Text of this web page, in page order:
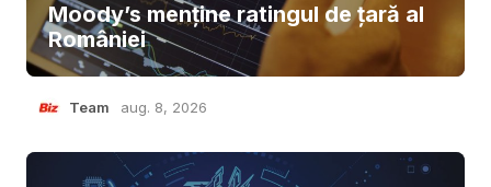
Moody’s menține ratingul de țară al
României
Team aug. 8, 2026